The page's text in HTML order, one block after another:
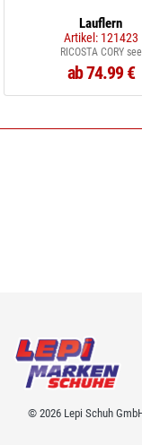
Lauflern
Artikel: 121423
RICOSTA CORY see
ab 74.99 €
© 2026 Lepi Schuh